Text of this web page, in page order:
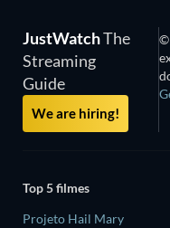
JustWatchThe
Streaming
Guide
We are hiring!
©
Top 5 filmes
Projeto Hail Mary